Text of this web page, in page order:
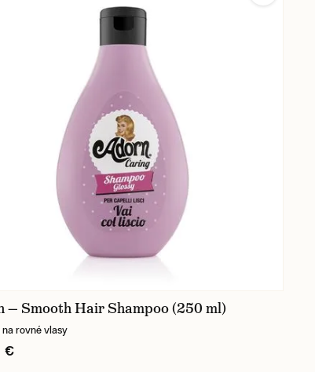
— Smooth Hair Shampoo (250 ml)
na rovné vlasy
€